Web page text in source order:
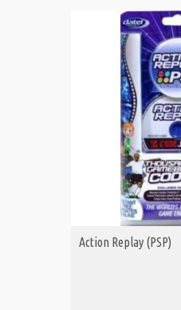
Action Replay (PSP)